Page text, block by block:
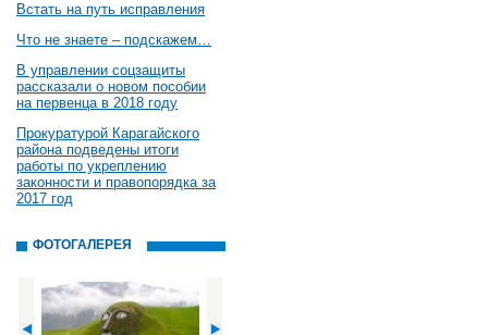
Встать на путь исправления
Что не знаете – подскажем…
В управлении соцзащиты
рассказали о новом пособии
на первенца в 2018 году
Прокуратурой Карагайского
района подведены итоги
работы по укреплению
законности и правопорядка за
2017 год
ФОТОГАЛЕРЕЯ